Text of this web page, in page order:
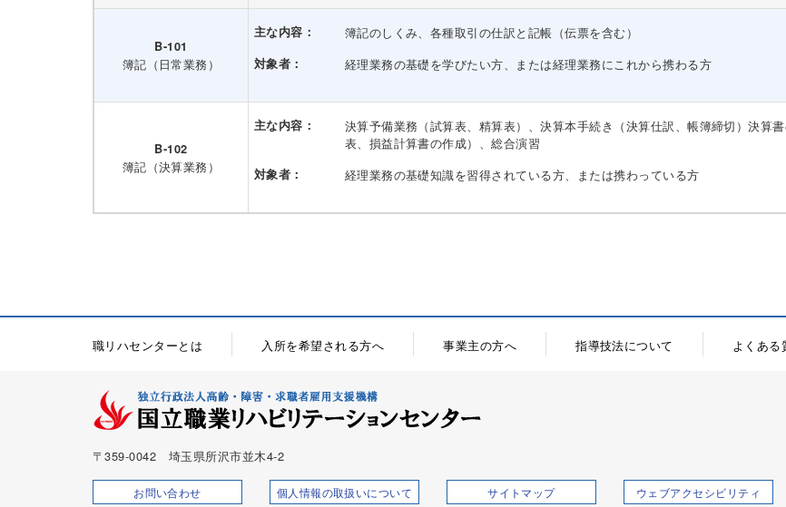
B-101
簿記（日常業務）
主な内容： 簿記のしくみ、各種取引の仕訳と記帳（伝票を含む）
対象者： 経理業務の基礎を学びたい方、または経理業務にこれから携わる方
B-102
簿記（決算業務）
主な内容：
決算予備業務（試算表、精算表）、決算本手続き（決算仕訳、帳簿締切）決算
表、損益計算書の作成）、総合演習
対象者： 経理業務の基礎知識を習得されている方、または携わっている方
職リハセンターとは 入所を希望される方へ 事業主の方へ 指導技法について よくある
〒359-0042 埼玉県所沢市並木4-2
お問い合わせ 個人情報の取扱いについて （新しいウィンドウで開きます）
サイトマップ ウェブアクセシビリティ